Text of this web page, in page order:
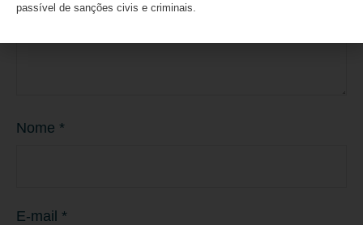
Nome *
E-mail *
passível de sanções civis e criminais.